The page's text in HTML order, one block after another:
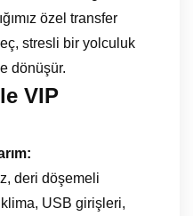
özel transfer
stresli bir yolculuk
dönüşür.
VIP
deri döşemeli
USB girişleri,